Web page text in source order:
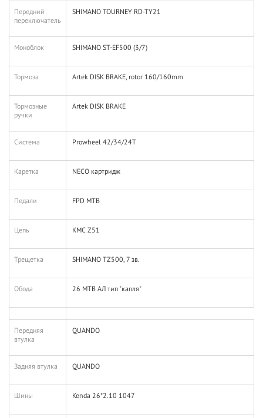
Передний
переключатель
SHIMANO TOURNEY RD-TY21
Моноблок SHIMANO ST-EF500 (3/7)
Тормоза Artek DISK BRAKE, rotor 160/160mm
Тормозные
ручки
Artek DISK BRAKE
Система Prowheel 42/34/24T
Каретка NECO картридж
Педали FPD MTB
Цепь КМС Z51
Трещетка SHIMANO TZ500, 7 зв.
Обода 26 MTB АЛ тип "капля"
Передняя
втулка
QUANDO
Задняя втулка QUANDO
Шины Kenda 26*2.10 1047